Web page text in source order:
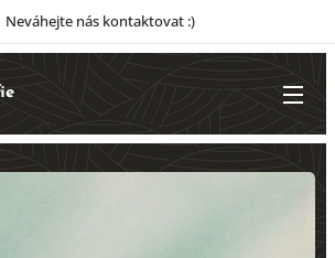
Neváhejte nás kontaktovat :)